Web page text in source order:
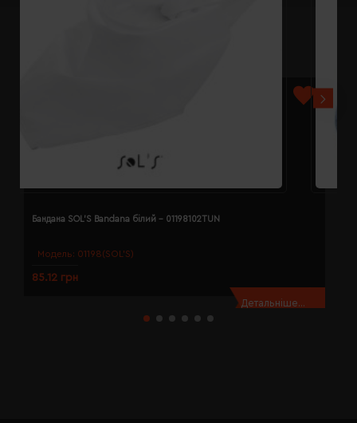
Модель: 01198(SOL’S)
Бандана SOL'S Bandana білий - 01198102TUN
85.12 грн
Детальніше...